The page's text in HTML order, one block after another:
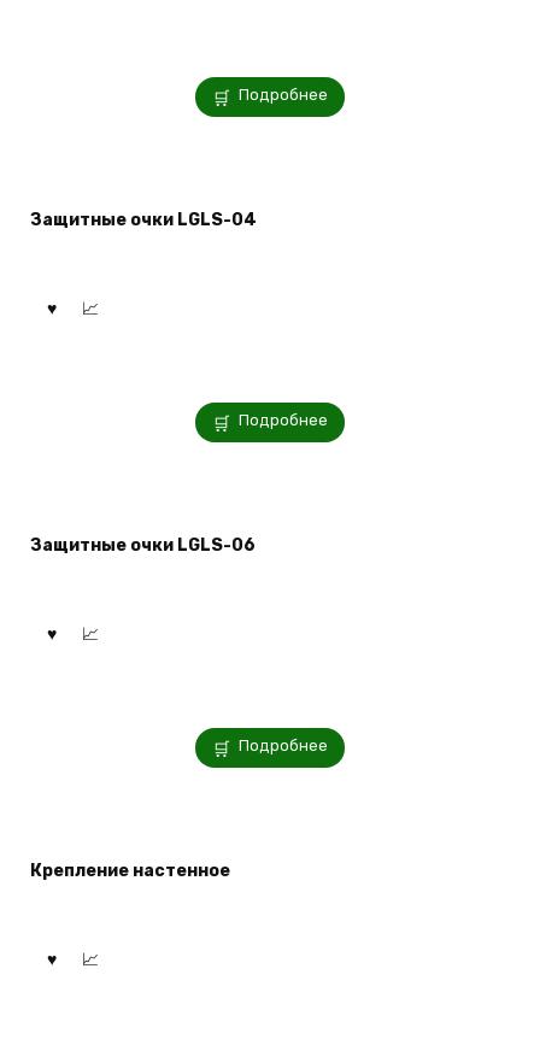
Подробнее
Защитные очки LGLS-04
Подробнее
Защитные очки LGLS-06
Подробнее
Крепление настенное